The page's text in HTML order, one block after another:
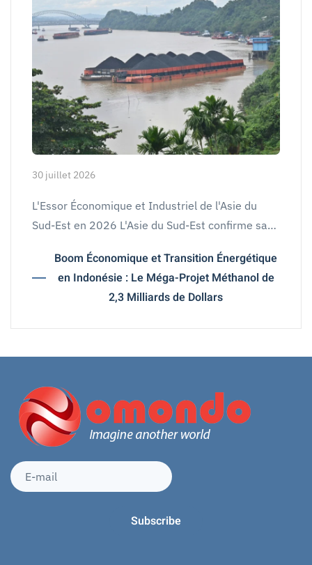
30 juillet 2026
L'Essor Économique et Industriel de l'Asie du
Sud-Est en 2026 L'Asie du Sud-Est confirme sa…
Boom Économique et Transition Énergétique
en Indonésie : Le Méga-Projet Méthanol de
2,3 Milliards de Dollars